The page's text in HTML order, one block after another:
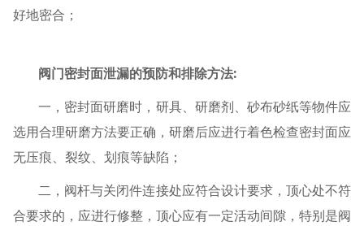
好地密合；
阀门密封面泄漏的预防和排除方法:
一，密封面研磨时，研具、研磨剂、砂布砂纸等物件应
选用合理研磨方法要正确，研磨后应进行着色检查密封面应
无压痕、裂纹、划痕等缺陷；
二，阀杆与关闭件连接处应符合设计要求，顶心处不符
合要求的，应进行修整，顶心应有一定活动间隙，特别是阀